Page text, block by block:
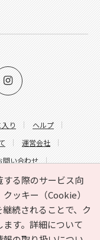
する際のサービス向
ッキー（Cookie）
続されることで、ク
す。詳細について
り
ヘルプ
運営会社
問い合わせ
合わせ